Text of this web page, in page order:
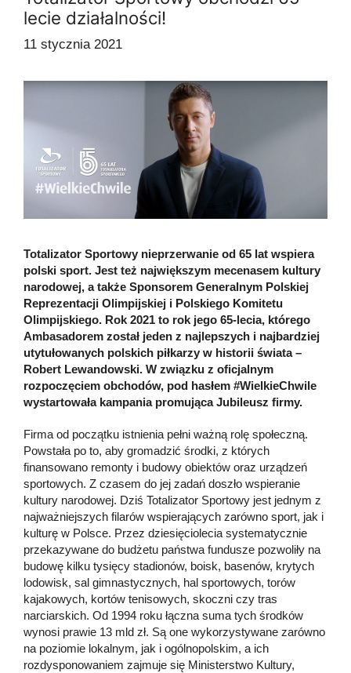
lecie działalności!
11 stycznia 2021
Totalizator Sportowy nieprzerwanie od 65 lat wspiera
polski sport. Jest też największym mecenasem kultury
narodowej, a także Sponsorem Generalnym Polskiej
Reprezentacji Olimpijskiej i Polskiego Komitetu
Olimpijskiego. Rok 2021 to rok jego 65-lecia, którego
Ambasadorem został jeden z najlepszych i najbardziej
utytułowanych polskich piłkarzy w historii świata –
Robert Lewandowski. W związku z oficjalnym
rozpoczęciem obchodów, pod hasłem #WielkieChwile
wystartowała kampania promująca Jubileusz firmy.
Firma od początku istnienia pełni ważną rolę społeczną.
Powstała po to, aby gromadzić środki, z których
finansowano remonty i budowy obiektów oraz urządzeń
sportowych. Z czasem do jej zadań doszło wspieranie
kultury narodowej. Dziś Totalizator Sportowy jest jednym z
najważniejszych filarów wspierających zarówno sport, jak i
kulturę w Polsce. Przez dziesięciolecia systematycznie
przekazywane do budżetu państwa fundusze pozwoliły na
budowę kilku tysięcy stadionów, boisk, basenów, krytych
lodowisk, sal gimnastycznych, hal sportowych, torów
kajakowych, kortów tenisowych, skoczni czy tras
narciarskich. Od 1994 roku łączna suma tych środków
wynosi prawie 13 mld zł. Są one wykorzystywane zarówno
na poziomie lokalnym, jak i ogólnopolskim, a ich
rozdysponowaniem zajmuje się Ministerstwo Kultury,